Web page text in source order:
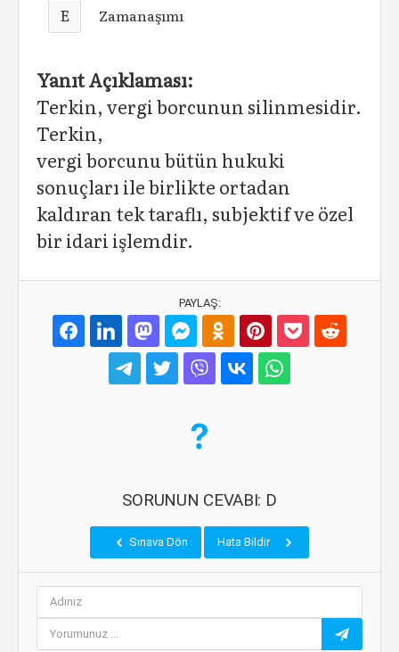
E Zamanaşımı
Yanıt Açıklaması:
Terkin, vergi borcunun silinmesidir.
Terkin,
vergi borcunu bütün hukuki
sonuçları ile birlikte ortadan
kaldıran tek taraflı, subjektif ve özel
bir idari işlemdir.
PAYLAŞ:
SORUNUN CEVABI: D
Sınava Dön Hata Bildir